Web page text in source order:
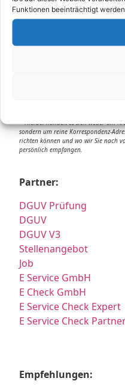
Funktionen beeinträchtigt
Grafing
* Hierbei handelt es sich weder um
sondern um reine Korrespondenz-
richten können und wo wir Sie nach
persönlich empfangen.
Partner:
DGUV Prüfung
DGUV
DGUV V3
Stellenangebot
Job
E Service GmbH
E Check GmbH
E Service Check Expert
E Service Check
Empfehlungen: